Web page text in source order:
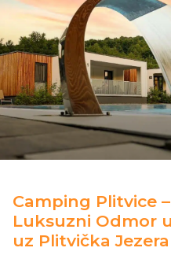
Camping Plitvice –
Luksuzni Odmor
uz Plitvička Jezera